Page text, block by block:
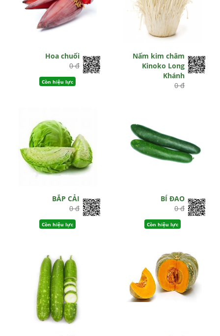
Hoa chuối
0 đ
Còn hiệu lực
Nấm kim châm
Kinoko Long
Khánh
0 đ
BẮP CẢI
0 đ
Còn hiệu lực
BÍ ĐAO
0 đ
Còn hiệu lực